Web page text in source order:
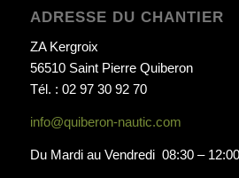
ADRESSE DU CHANTIER
ZA Kergroix
56510 Saint Pierre Quiberon
Tél. : 02 97 30 92 70
info@quiberon-nautic.com
Du Mardi au Vendredi 08:30 –